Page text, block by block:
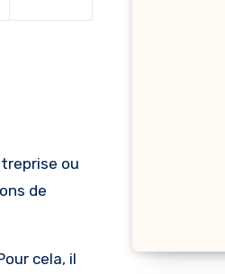
ou
de
cela, il